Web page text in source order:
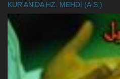
KUR'AN'DA HZ. MEHDİ (A.S.)